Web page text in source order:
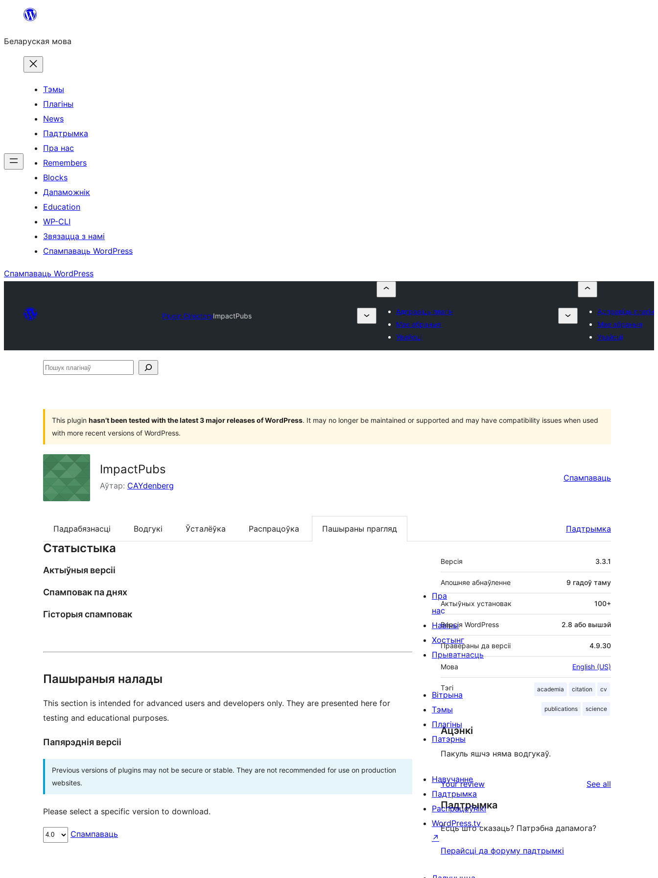
Перайсці
змесціва
Беларуская мова
Тэмы
Плагіны
News
Падтрымка
Пра нас
Remembers
Blocks
Дапаможнік
Education
WP-CLI
Звязацца з намі
Спампаваць WordPress
Спампаваць WordPress
Plugin DirectoryImpactPubs
Адправіць плагін
Мае абраныя
Увайсці
Адправіць плагін
Мае абраныя
Увайсці
Пошук
This plugin hasn’t been tested with the latest 3 major releases of WordPress. It may no longer be maintained or supported and may have compatibility issues when used
with more recent versions of WordPress.
ImpactPubs
Аўтар: CAYdenberg
Спампаваць
Падрабязнасці Водгукі Ўсталёўка Распрацоўка Пашыраны прагляд Падтрымка
Статыстыка
Актыўныя версіі
Спамповак па днях
Гісторыя спамповак
Пашыраныя налады
This section is intended for advanced users and developers only. They are presented here for
testing and educational purposes.
Папярэднія версіі
Previous versions of plugins may not be secure or stable. They are not recommended for use on production
websites.
Please select a specific version to download.
Спампаваць
Мета
Версія 3.3.1
Апошняе абнаўленне 9 гадоў таму
Актыўных установак 100+
Версія WordPress 2.8 або вышэй
Правераны да версіі 4.9.30
Мова English (US)
Тэгі academia citation cv
publications science
Ацэнкі
Пакуль яшчэ няма водгукаў.
Your review See all
Падтрымка
Ёсць што сказаць? Патрэбна дапамога?
Перайсці да форуму падтрымкі
Пра
нас
Навіны
Хостынг
Прыватнасць
Вітрына
Тэмы
Плагіны
Патэрны
Навучанне
Падтрымка
Распрацоўнікі
WordPress.tv
↗